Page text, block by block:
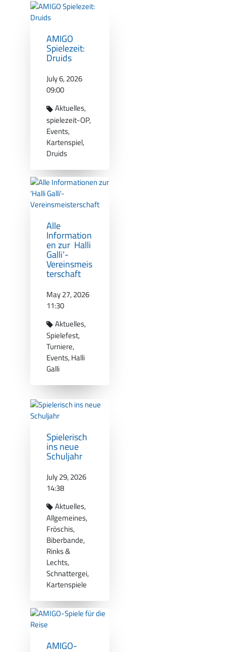
AMIGO
Spielezeit:
Druids
July 6, 2026
09:00
Aktuelles
spielezeit-OP
Events
Kartenspiel
Druids
Alle
Information
en zur ‚Halli
Galli‘-
Vereinsmeis
terschaft
May 27, 2026
11:30
Aktuelles
Spielefest
Turniere
Events Halli
Galli
Spielerisch
ins neue
Schuljahr
July 29, 2026
14:38
Aktuelles
Allgemeines
Fröschis
Biberbande
Rinks &
Lechts
Schnattergei
Kartenspiele
AMIGO-